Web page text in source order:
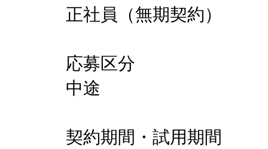
正社員（無期契約）
応募区分
中途
契約期間・試用期間